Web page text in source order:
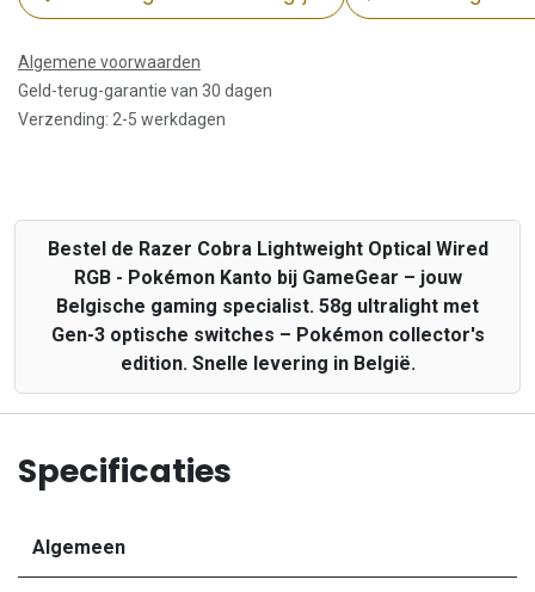
Algemene voorwaarden
Geld-terug-garantie van 30 dagen
Verzending: 2-5 werkdagen
Bestel de Razer Cobra Lightweight Optical Wired
RGB - Pokémon Kanto bij GameGear – jouw
Belgische gaming specialist. 58g ultralight met
Gen-3 optische switches – Pokémon collector's
edition. Snelle levering in België.
Specificaties
Algemeen